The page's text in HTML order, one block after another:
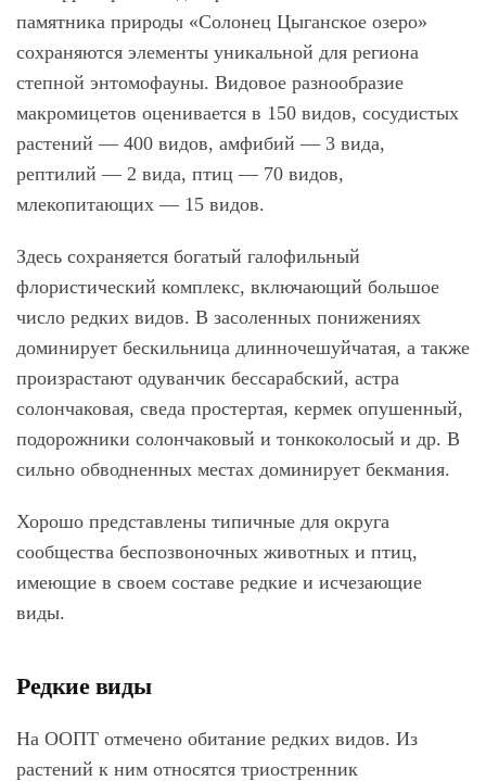
памятника природы «Солонец Цыганское озеро»
сохраняются элементы уникальной для региона
степной энтомофауны. Видовое разнообразие
макромицетов оценивается в 150 видов, сосудистых
растений — 400 видов, амфибий — 3 вида,
рептилий — 2 вида, птиц — 70 видов,
млекопитающих — 15 видов.
Здесь сохраняется богатый галофильный
флористический комплекс, включающий большое
число редких видов. В засоленных понижениях
доминирует бескильница длинночешуйчатая, а также
произрастают одуванчик бессарабский, астра
солончаковая, сведа простертая, кермек опушенный,
подорожники солончаковый и тонкоколосый и др. В
сильно обводненных местах доминирует бекмания.
Хорошо представлены типичные для округа
сообщества беспозвоночных животных и птиц,
имеющие в своем составе редкие и исчезающие
виды.
Редкие виды
На ООПТ отмечено обитание редких видов. Из
растений к ним относятся триостренник